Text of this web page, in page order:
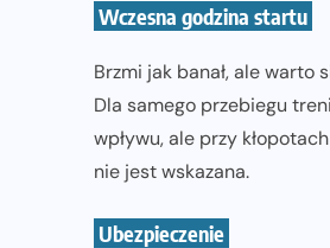
Wczesna godzina startu
Brzmi jak banał, ale warto
Dla samego przebiegu
wpływu, ale przy
nie jest wskazana.
Ubezpieczenie